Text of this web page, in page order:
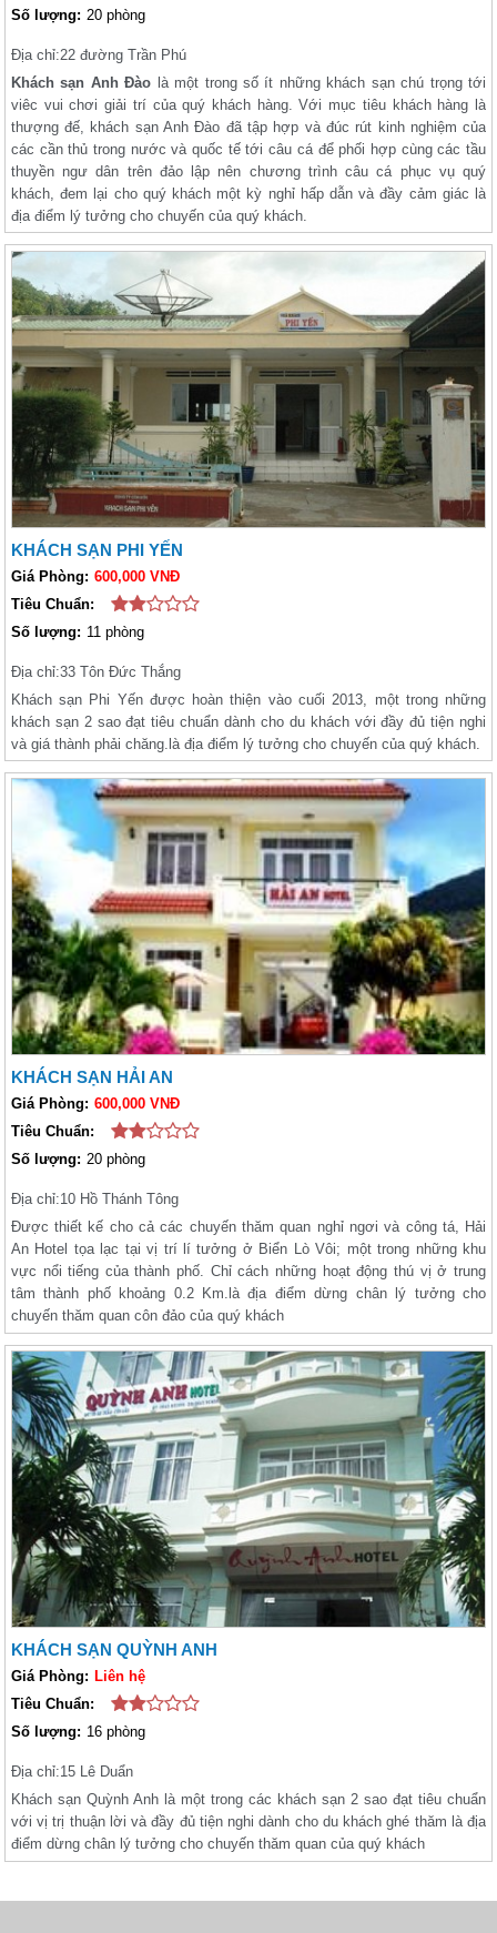
Số lượng: 20 phòng
Địa chỉ:22 đường Trần Phú
Khách sạn Anh Đào là một trong số ít những khách sạn chú trọng tới
viêc vui chơi giải trí của quý khách hàng. Với mục tiêu khách hàng là
thượng đế, khách sạn Anh Đào đã tập hợp và đúc rút kinh nghiệm của
các cần thủ trong nước và quốc tế tới câu cá để phối hợp cùng các tầu
thuyền ngư dân trên đảo lập nên chương trình câu cá phục vụ quý
khách, đem lại cho quý khách một kỳ nghỉ hấp dẫn và đầy cảm giác là
địa điểm lý tưởng cho chuyến của quý khách.
KHÁCH SẠN PHI YẾN
Giá Phòng: 600,000 VNĐ
Tiêu Chuẩn:
Số lượng: 11 phòng
Địa chỉ:33 Tôn Đức Thắng
Khách sạn Phi Yến được hoàn thiện vào cuối 2013, một trong những
khách sạn 2 sao đạt tiêu chuẩn dành cho du khách với đầy đủ tiện nghi
và giá thành phải chăng.là địa điểm lý tưởng cho chuyến của quý khách.
KHÁCH SẠN HẢI AN
Giá Phòng: 600,000 VNĐ
Tiêu Chuẩn:
Số lượng: 20 phòng
Địa chỉ:10 Hồ Thánh Tông
Được thiết kế cho cả các chuyến thăm quan nghỉ ngơi và công tá, Hải
An Hotel tọa lạc tại vị trí lí tưởng ở Biển Lò Vôi; một trong những khu
vực nổi tiếng của thành phố. Chỉ cách những hoạt động thú vị ở trung
tâm thành phố khoảng 0.2 Km.là địa điểm dừng chân lý tưởng cho
chuyến thăm quan côn đảo của quý khách
KHÁCH SẠN QUỲNH ANH
Giá Phòng: Liên hệ
Tiêu Chuẩn:
Số lượng: 16 phòng
Địa chỉ:15 Lê Duẩn
Khách sạn Quỳnh Anh là một trong các khách sạn 2 sao đạt tiêu chuẩn
với vị trị thuận lời và đầy đủ tiện nghi dành cho du khách ghé thăm là địa
điểm dừng chân lý tưởng cho chuyến thăm quan của quý khách